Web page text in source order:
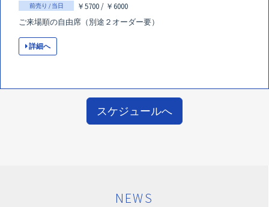
前売り / 当日
￥5700 / ￥6000
ご来場順の自由席（別途２オーダー要）
詳細へ
スケジュールへ
NEWS